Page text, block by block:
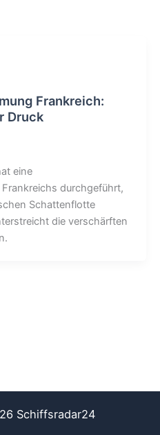
Frankreich:
Druck
eine
durchgeführt,
Schattenflotte
die verschärften
Schiffsradar24